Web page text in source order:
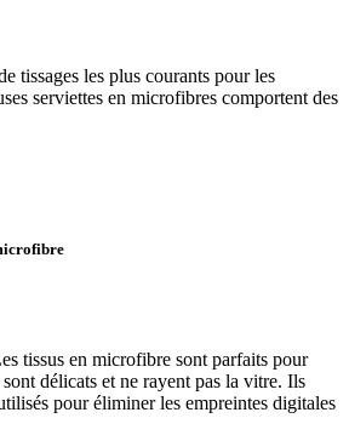
tissages les plus courants pour les
serviettes en microfibres comportent des
tissus en microfibre sont parfaits pour
délicats et ne rayent pas la vitre. Ils
pour éliminer les empreintes digitales